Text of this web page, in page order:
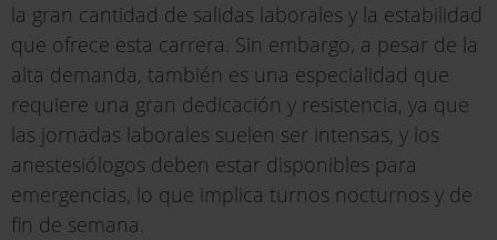
la gran cantidad de salidas laborales y la estabilidad
que ofrece esta carrera. Sin embargo, a pesar de la
alta demanda, también es una especialidad que
requiere una gran dedicación y resistencia, ya que
las jornadas laborales suelen ser intensas, y los
anestesiólogos deben estar disponibles para
emergencias, lo que implica turnos nocturnos y de
fin de semana.